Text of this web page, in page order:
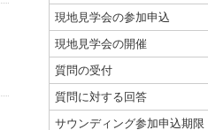
現地見学会の参加申込
現地見学会の開催
質問の受付
質問に対する回答
サウンディング参加申込期限